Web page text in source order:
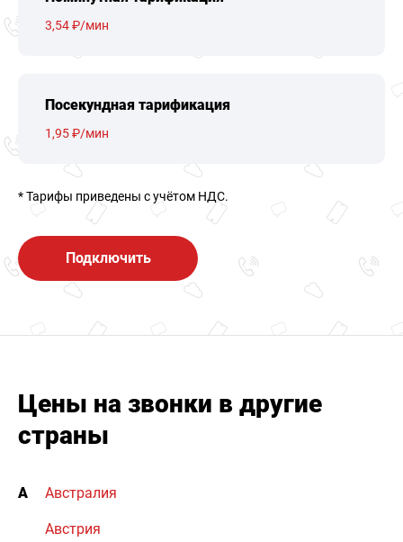
3,54 ₽/мин
Посекундная тарификация
1,95 ₽/мин
* Тарифы приведены c учётом НДС.
Подключить
Цены на звонки в другие
страны
А Австралия
Австрия